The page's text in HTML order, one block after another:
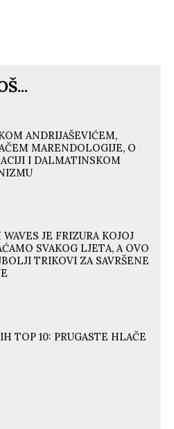
ANDRIJAŠEVIĆEM,
MARENDOLOGIJE, O
I DALMATINSKOM
WAVES JE FRIZURA KOJOJ
SVAKOG LJETA, A OVO
TRIKOVI ZA SAVRŠENE
TOP 10: PRUGASTE HLAČE